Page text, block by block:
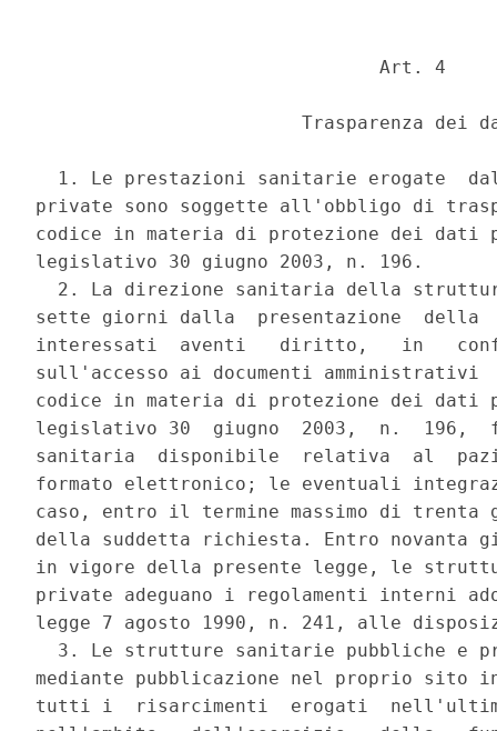
                               Art. 4
Trasparenza dei
1. Le prestazioni sanitarie erogate
private sono soggette all'obbligo di
codice in materia di protezione dei
legislativo 30 giugno 2003, n. 196.
2. La direzione sanitaria della
sette giorni dalla  presentazione
interessati  aventi   diritto,   in
sull'accesso ai documenti
codice in materia di protezione dei
legislativo 30  giugno  2003,  n.  196,
sanitaria  disponibile  relativa  al
formato elettronico; le eventuali
caso, entro il termine massimo di
della suddetta richiesta. Entro novanta
in vigore della presente legge, le
private adeguano i regolamenti interni
legge 7 agosto 1990, n. 241, alle
3. Le strutture sanitarie pubbliche e
mediante pubblicazione nel proprio
tutti i  risarcimenti  erogati